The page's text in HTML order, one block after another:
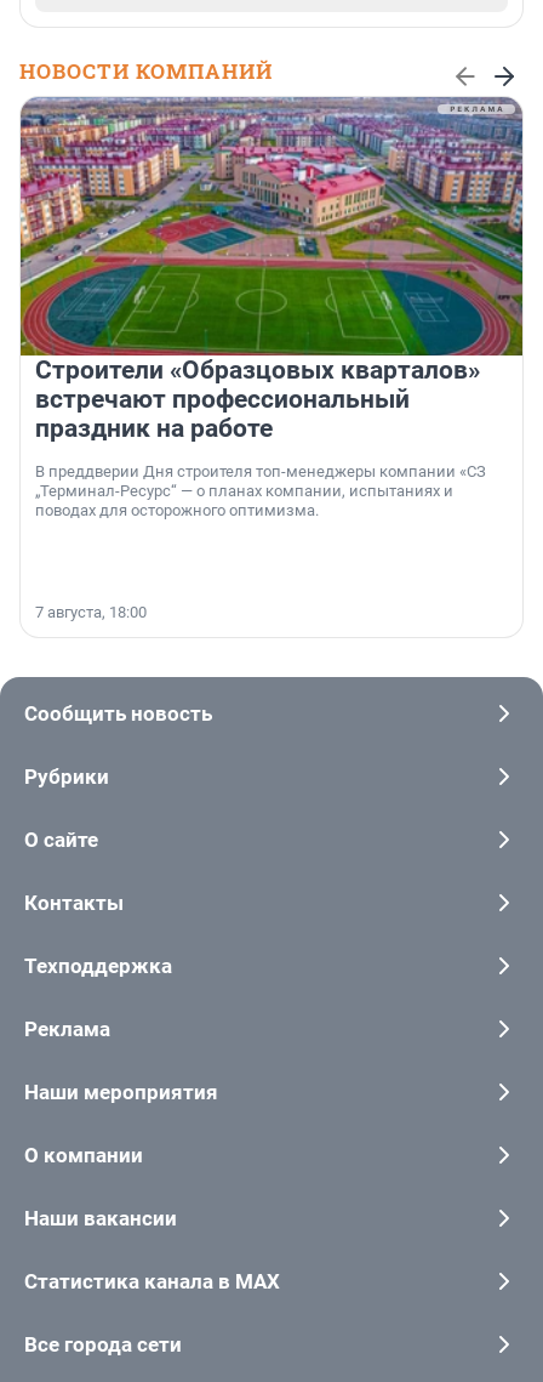
НОВОСТИ КОМПАНИЙ
Строители «Образцовых кварталов»
встречают профессиональный
праздник на работе
В преддверии Дня строителя топ-менеджеры компании «СЗ
„Терминал-Ресурс“ — о планах компании, испытаниях и
поводах для осторожного оптимизма.
7 августа, 18:00
Сообщить новость
Рубрики
О сайте
Контакты
Техподдержка
Реклама
Наши мероприятия
О компании
Наши вакансии
Статистика канала в MAX
Все города сети